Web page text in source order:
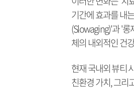
기간에 효과를 내
(Slowaging)'과 '롱
체의 내외적인 건
현재 국내외 뷰티
친환경 가치, 그리